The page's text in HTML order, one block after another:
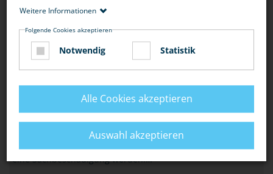
April, April: Der 1. April verleitet manchmal zu Scherzen, die
öffentliche Einrichtungen…
HALLOWEEN: NICHT JEDER STREICH IST
OKAY
Wenn Du an Halloween Streiche spielen willst, solltest Du
vorsichtig sein: Aus einem harmlosen Streich kann schnell
eine Sachbeschädigung werden.…
Weitere Informationen
Folgende Cookies akzeptieren
Notwendig Statistik
Alle Cookies akzeptieren
Auswahl akzeptieren